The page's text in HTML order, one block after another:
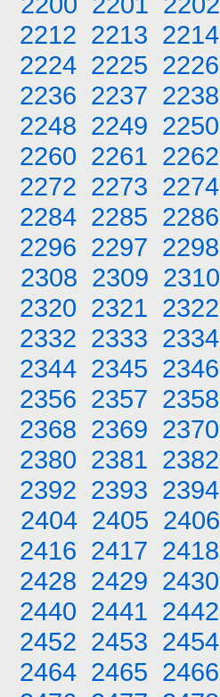
2212 2213 2214
2224 2225 2226
2236 2237 2238
2248 2249 2250
2260 2261 2262
2272 2273 2274
2284 2285 2286
2296 2297 2298
2308 2309 2310
2320 2321 2322
2332 2333 2334
2344 2345 2346
2356 2357 2358
2368 2369 2370
2380 2381 2382
2392 2393 2394
2404 2405 2406
2416 2417 2418
2428 2429 2430
2440 2441 2442
2452 2453 2454
2464 2465 2466